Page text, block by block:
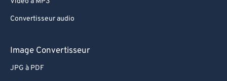
Convertisseur audio
Image Convertisseur
JPG à PDF